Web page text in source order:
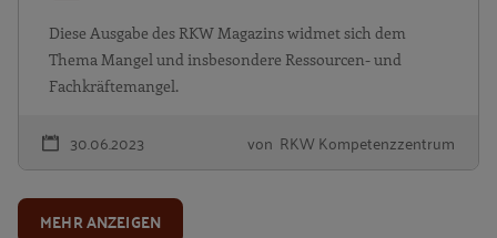
Diese Ausgabe des RKW Magazins widmet sich dem
Thema Mangel und insbesondere Ressourcen- und
Fachkräftemangel.
30.06.2023 von RKW Kompetenzzentrum
MEHR ANZEIGEN